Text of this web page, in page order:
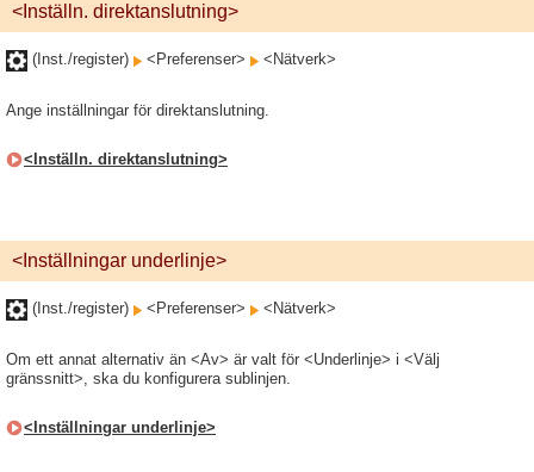
<Inställn. direktanslutning>
(Inst./register) <Preferenser> <Nätverk>
Ange inställningar för direktanslutning.
<Inställn. direktanslutning>
<Inställningar underlinje>
(Inst./register) <Preferenser> <Nätverk>
Om ett annat alternativ än <Av> är valt för <Underlinje> i <Välj
gränssnitt>, ska du konfigurera sublinjen.
<Inställningar underlinje>